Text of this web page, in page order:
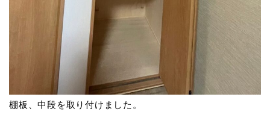
棚板、中段を取り付けました。